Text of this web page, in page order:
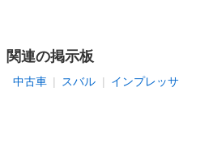
関連の掲示板
中古車 スバル インプレッサ